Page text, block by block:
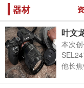
器材
叶文
本次
他长